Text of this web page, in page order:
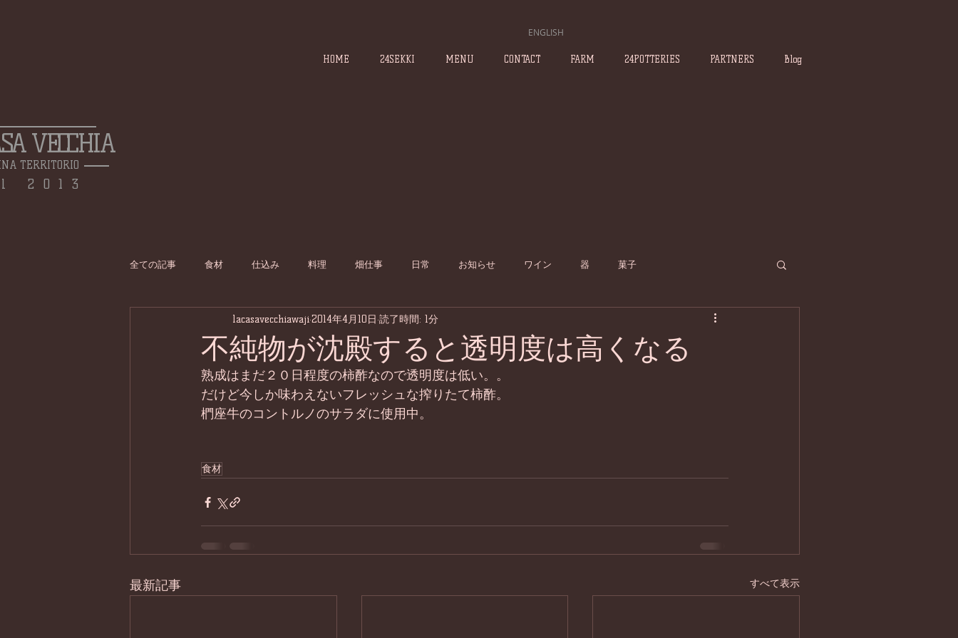
HOME 24SEKKI MENU CONTACT FARM 24POTTERIES PARTNERS Blog
全ての記事 食材 仕込み 料理 畑仕事 日常 お知らせ ワイン 器 菓子
不純物が沈殿すると透明度は高くなる
lacasavecchiawaji2014年4月10日 読了時間: 1分
熟成はまだ２０日程度の柿酢なので透明度は低い。。
だけど今しか味わえないフレッシュな搾りたて柿酢。
椚座牛のコントルノのサラダに使用中。
食材
最新記事 すべて表示
VECCHIA
TERRITORIO
2013
ENGLISH